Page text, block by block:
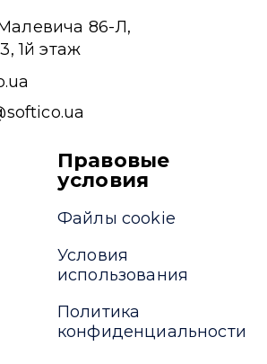
86-Л,
1й этаж
Правовые
условия
Файлы cookie
Условия
использования
Политика
конфиденциальности